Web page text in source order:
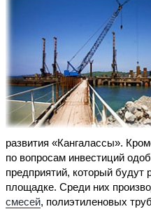
развития «Кангалассы».
по вопросам инвестиций
предприятий, который будут
площадке. Среди них
смесей, полиэтиленовых